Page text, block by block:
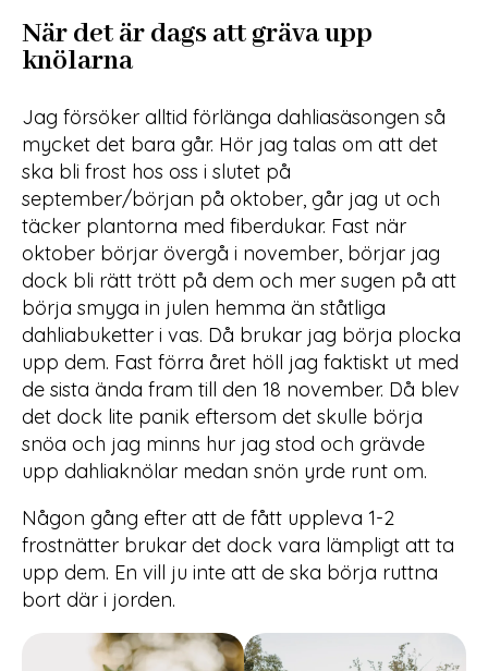
När det är dags att gräva upp
knölarna
Jag försöker alltid förlänga dahliasäsongen så
mycket det bara går. Hör jag talas om att det
ska bli frost hos oss i slutet på
september/början på oktober, går jag ut och
täcker plantorna med fiberdukar. Fast när
oktober börjar övergå i november, börjar jag
dock bli rätt trött på dem och mer sugen på att
börja smyga in julen hemma än ståtliga
dahliabuketter i vas. Då brukar jag börja plocka
upp dem. Fast förra året höll jag faktiskt ut med
de sista ända fram till den 18 november. Då blev
det dock lite panik eftersom det skulle börja
snöa och jag minns hur jag stod och grävde
upp dahliaknölar medan snön yrde runt om.
Någon gång efter att de fått uppleva 1-2
frostnätter brukar det dock vara lämpligt att ta
upp dem. En vill ju inte att de ska börja ruttna
bort där i jorden.